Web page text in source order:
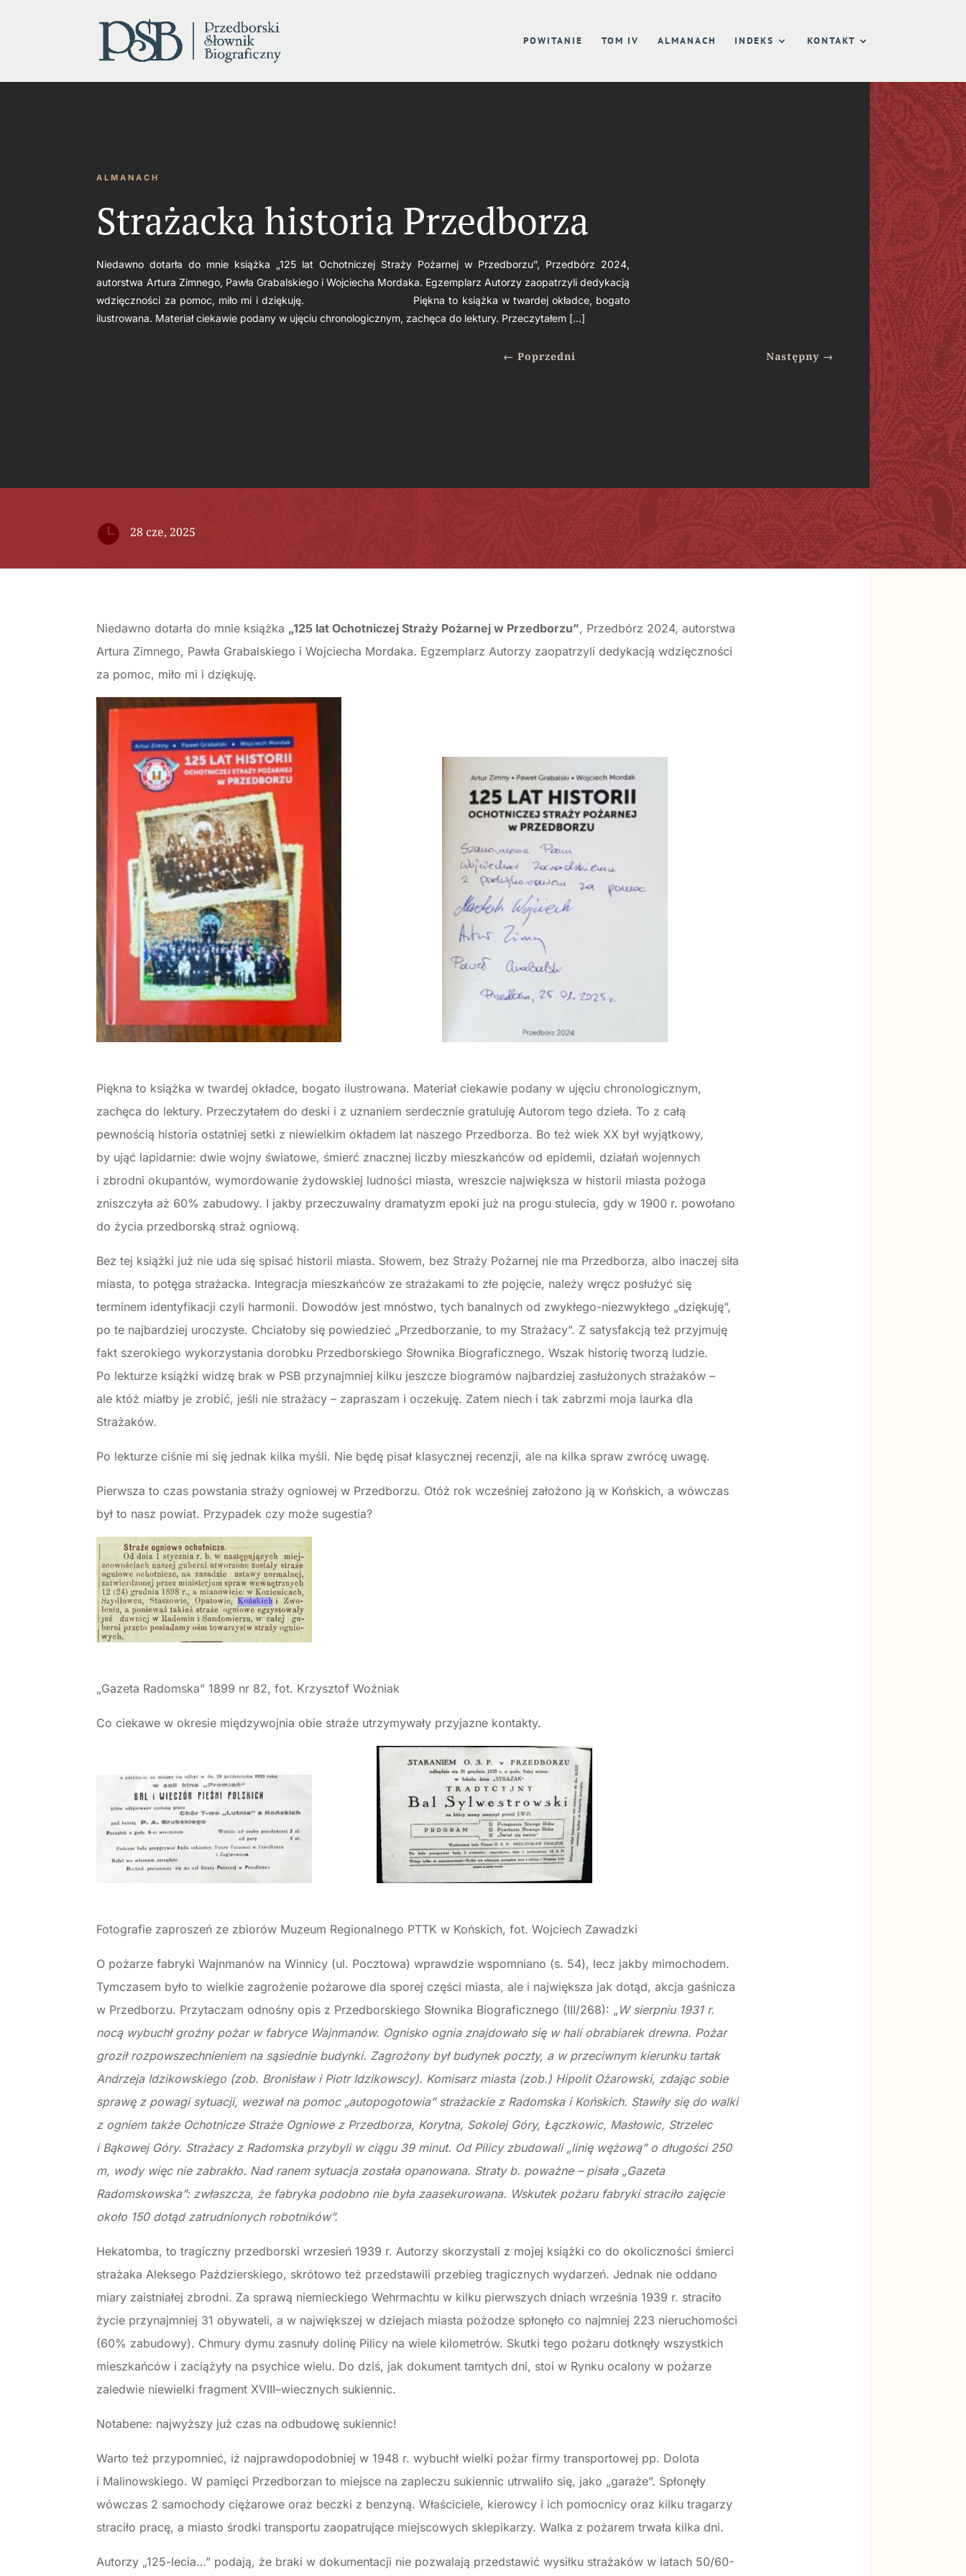
POWITANIE TOM IV ALMANACH INDEKS KONTAKT
ALMANACH
Strażacka historia Przedborza
Niedawno dotarła do mnie książka „125 lat Ochotniczej Straży Pożarnej w Przedborzu”, Przedbórz 2024,
autorstwa Artura Zimnego, Pawła Grabalskiego i Wojciecha Mordaka. Egzemplarz Autorzy zaopatrzyli dedykacją
wdzięczności za pomoc, miło mi i dziękuję. Piękna to książka w twardej okładce, bogato
ilustrowana. Materiał ciekawie podany w ujęciu chronologicznym, zachęca do lektury. Przeczytałem […]
← Poprzedni Następny →
 28 cze, 2025
Niedawno dotarła do mnie książka „125 lat Ochotniczej Straży Pożarnej w Przedborzu”, Przedbórz 2024, autorstwa
Artura Zimnego, Pawła Grabalskiego i Wojciecha Mordaka. Egzemplarz Autorzy zaopatrzyli dedykacją wdzięczności
za pomoc, miło mi i dziękuję.
Piękna to książka w twardej okładce, bogato ilustrowana. Materiał ciekawie podany w ujęciu chronologicznym,
zachęca do lektury. Przeczytałem do deski i z uznaniem serdecznie gratuluję Autorom tego dzieła. To z całą
pewnością historia ostatniej setki z niewielkim okładem lat naszego Przedborza. Bo też wiek XX był wyjątkowy,
by ująć lapidarnie: dwie wojny światowe, śmierć znacznej liczby mieszkańców od epidemii, działań wojennych
i zbrodni okupantów, wymordowanie żydowskiej ludności miasta, wreszcie największa w historii miasta pożoga
zniszczyła aż 60% zabudowy. I jakby przeczuwalny dramatyzm epoki już na progu stulecia, gdy w 1900 r. powołano
do życia przedborską straż ogniową.
Bez tej książki już nie uda się spisać historii miasta. Słowem, bez Straży Pożarnej nie ma Przedborza, albo inaczej siła
miasta, to potęga strażacka. Integracja mieszkańców ze strażakami to złe pojęcie, należy wręcz posłużyć się
terminem identyfikacji czyli harmonii. Dowodów jest mnóstwo, tych banalnych od zwykłego-niezwykłego „dziękuję”,
po te najbardziej uroczyste. Chciałoby się powiedzieć „Przedborzanie, to my Strażacy”. Z satysfakcją też przyjmuję
fakt szerokiego wykorzystania dorobku Przedborskiego Słownika Biograficznego. Wszak historię tworzą ludzie.
Po lekturze książki widzę brak w PSB przynajmniej kilku jeszcze biogramów najbardziej zasłużonych strażaków –
ale któż miałby je zrobić, jeśli nie strażacy – zapraszam i oczekuję. Zatem niech i tak zabrzmi moja laurka dla
Strażaków.
Po lekturze ciśnie mi się jednak kilka myśli. Nie będę pisał klasycznej recenzji, ale na kilka spraw zwrócę uwagę.
Pierwsza to czas powstania straży ogniowej w Przedborzu. Otóż rok wcześniej założono ją w Końskich, a wówczas
był to nasz powiat. Przypadek czy może sugestia?
„Gazeta Radomska” 1899 nr 82, fot. Krzysztof Woźniak
Co ciekawe w okresie międzywojnia obie straże utrzymywały przyjazne kontakty.
Fotografie zaproszeń ze zbiorów Muzeum Regionalnego PTTK w Końskich, fot. Wojciech Zawadzki
O pożarze fabryki Wajnmanów na Winnicy (ul. Pocztowa) wprawdzie wspomniano (s. 54), lecz jakby mimochodem.
Tymczasem było to wielkie zagrożenie pożarowe dla sporej części miasta, ale i największa jak dotąd, akcja gaśnicza
w Przedborzu. Przytaczam odnośny opis z Przedborskiego Słownika Biograficznego (III/268): „ W sierpniu 1931 r.
nocą wybuchł groźny pożar w fabryce Wajnmanów. Ognisko ognia znajdowało się w hali obrabiarek drewna. Pożar
groził rozpowszechnieniem na sąsiednie budynki. Zagrożony był budynek poczty, a w przeciwnym kierunku tartak
Andrzeja Idzikowskiego (zob. Bronisław i Piotr Idzikowscy). Komisarz miasta (zob.) Hipolit Ożarowski, zdając sobie
sprawę z powagi sytuacji, wezwał na pomoc „autopogotowia” strażackie z Radomska i Końskich. Stawiły się do walki
z ogniem także Ochotnicze Straże Ogniowe z Przedborza, Korytna, Sokolej Góry, Łączkowic, Masłowic, Strzelec
i Bąkowej Góry. Strażacy z Radomska przybyli w ciągu 39 minut. Od Pilicy zbudowali „linię wężową” o długości 250
m, wody więc nie zabrakło. Nad ranem sytuacja została opanowana. Straty b. poważne – pisała „Gazeta
Radomskowska”: zwłaszcza, że fabryka podobno nie była zaasekurowana. Wskutek pożaru fabryki straciło zajęcie
około 150 dotąd zatrudnionych robotników”.
Hekatomba, to tragiczny przedborski wrzesień 1939 r. Autorzy skorzystali z mojej książki co do okoliczności śmierci
strażaka Aleksego Paździerskiego, skrótowo też przedstawili przebieg tragicznych wydarzeń. Jednak nie oddano
miary zaistniałej zbrodni. Za sprawą niemieckiego Wehrmachtu w kilku pierwszych dniach września 1939 r. straciło
życie przynajmniej 31 obywateli, a w największej w dziejach miasta pożodze spłonęło co najmniej 223 nieruchomości
(60% zabudowy). Chmury dymu zasnuły dolinę Pilicy na wiele kilometrów. Skutki tego pożaru dotknęły wszystkich
mieszkańców i zaciążyły na psychice wielu. Do dziś, jak dokument tamtych dni, stoi w Rynku ocalony w pożarze
zaledwie niewielki fragment XVIII–wiecznych sukiennic.
Notabene: najwyższy już czas na odbudowę sukiennic!
Warto też przypomnieć, iż najprawdopodobniej w 1948 r. wybuchł wielki pożar firmy transportowej pp. Dolota
i Malinowskiego. W pamięci Przedborzan to miejsce na zapleczu sukiennic utrwaliło się, jako „garaże”. Spłonęły
wówczas 2 samochody ciężarowe oraz beczki z benzyną. Właściciele, kierowcy i ich pomocnicy oraz kilku tragarzy
straciło pracę, a miasto środki transportu zaopatrujące miejscowych sklepikarzy. Walka z pożarem trwała kilka dni.
Autorzy „125-lecia…” podają, że braki w dokumentacji nie pozwalają przedstawić wysiłku strażaków w latach 50/60-